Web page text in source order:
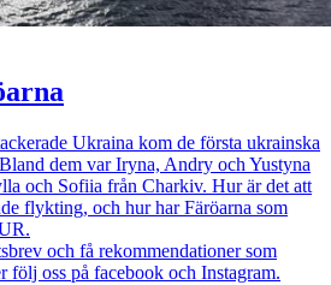
Ukraina kom de första ukrainska
dem var Iryna, Andry och Yustyna
och Sofiia från Charkiv. Hur är det att
flykting, och hur har Färöarna som
och få rekommendationer som
följ oss på facebook och Instagram.